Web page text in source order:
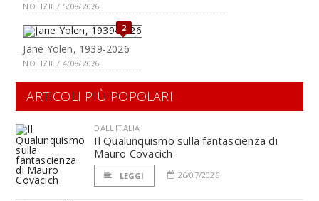
NOTIZIE / 5/08/2026
2
Jane Yolen, 1939-2026
NOTIZIE / 4/08/2026
ARTICOLI PIÙ POPOLARI
DALL'ITALIA
Il Qualunquismo sulla fantascienza di
Mauro Covacich
LEGGI 26/07/2026